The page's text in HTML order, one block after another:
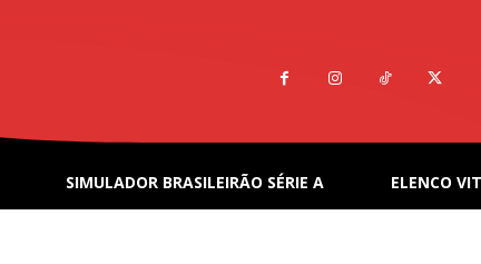
SIMULADOR BRASILEIRÃO SÉRIE A ELENCO